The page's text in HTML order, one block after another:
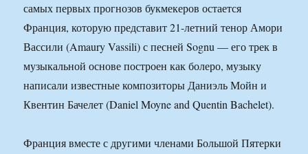
самых первых прогнозов букмекеров остается
Франция, которую представит 21-летний тенор Амори
Вассили (Amaury Vassili) с песней Sognu — его трек в
музыкальной основе построен как болеро, музыку
написали известные композиторы Даниэль Мойн и
Квентин Бачелет (Daniel Moyne and Quentin Bachelet).
Франция вместе с другими членами Большой Пятерки